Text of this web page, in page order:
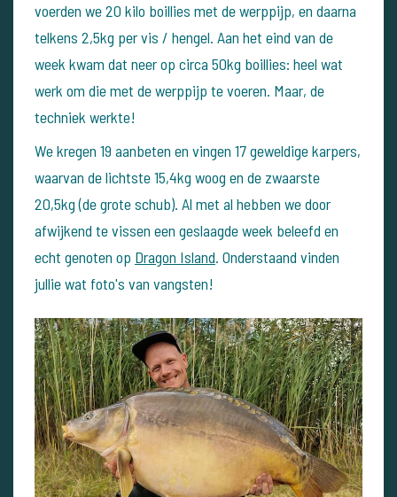
voerden we 20 kilo boillies met de werppijp, en daarna
telkens 2,5kg per vis / hengel. Aan het eind van de
week kwam dat neer op circa 50kg boillies: heel wat
werk om die met de werppijp te voeren. Maar, de
techniek werkte!
We kregen 19 aanbeten en vingen 17 geweldige karpers,
waarvan de lichtste 15,4kg woog en de zwaarste
20,5kg (de grote schub). Al met al hebben we door
afwijkend te vissen een geslaagde week beleefd en
echt genoten op Dragon Island. Onderstaand vinden
jullie wat foto's van vangsten!